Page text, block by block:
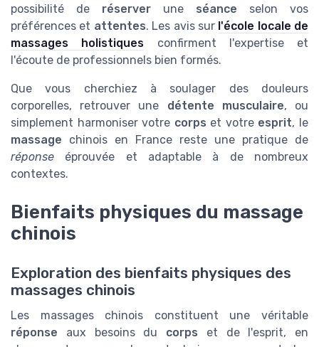
possibilité de réserver une séance selon vos
préférences et attentes. Les avis sur l'école locale de
massages holistiques confirment l'expertise et
l'écoute de professionnels bien formés.
Que vous cherchiez à soulager des douleurs
corporelles, retrouver une détente musculaire, ou
simplement harmoniser votre corps et votre esprit, le
massage chinois en France reste une pratique de
réponse éprouvée et adaptable à de nombreux
contextes.
Bienfaits physiques du massage
chinois
Exploration des bienfaits physiques des
massages chinois
Les massages chinois constituent une véritable
réponse aux besoins du corps et de l'esprit, en